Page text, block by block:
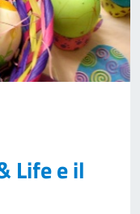
Life e il